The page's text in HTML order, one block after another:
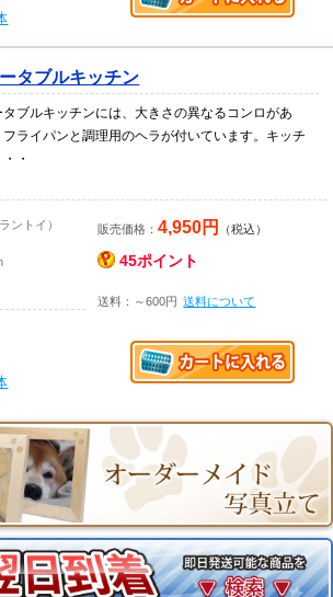
タブルキッチン
タブルキッチンには、大きさの異なるコンロがあ
フライパンと調理用のヘラが付いています。キッチ
・
ントイ）
販売価格：4,950円 （税込）
45ポイント
送料：～600円 送料について